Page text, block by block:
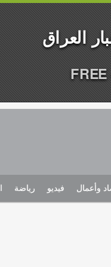
وأعمال فيديو رياضة